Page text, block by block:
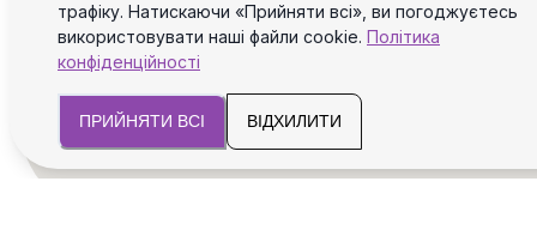
трафіку. Натискаючи «Прийняти всі», ви погоджуєтесь
використовувати наші файли cookie. Політика
конфіденційності
ПРИЙНЯТИ ВСІ ВІДХИЛИТИ